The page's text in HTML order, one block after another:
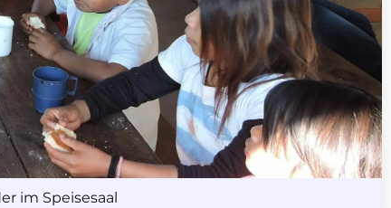
im Speisesaal